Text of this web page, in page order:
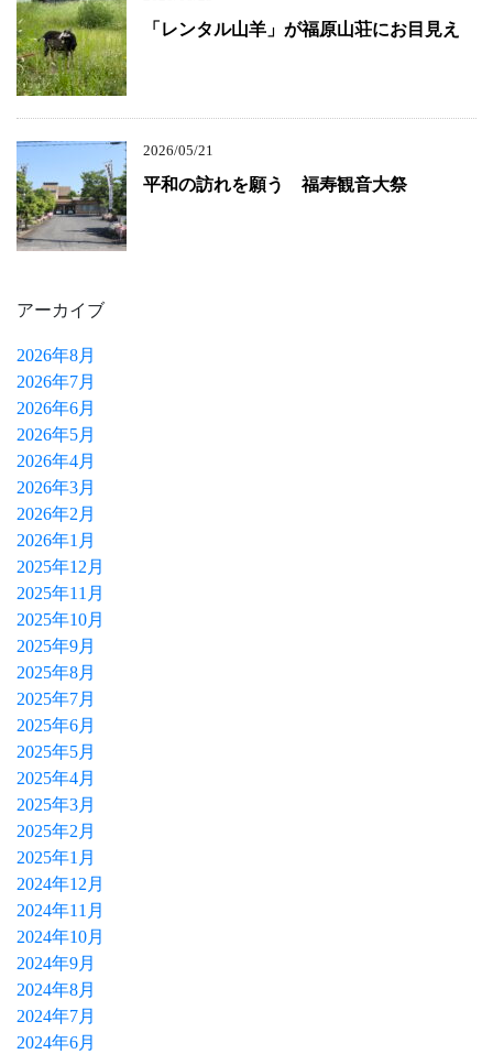
「レンタル山羊」が福原山荘にお目見え
2026/05/21
平和の訪れを願う 福寿観音大祭
アーカイブ
2026年8月
2026年7月
2026年6月
2026年5月
2026年4月
2026年3月
2026年2月
2026年1月
2025年12月
2025年11月
2025年10月
2025年9月
2025年8月
2025年7月
2025年6月
2025年5月
2025年4月
2025年3月
2025年2月
2025年1月
2024年12月
2024年11月
2024年10月
2024年9月
2024年8月
2024年7月
2024年6月